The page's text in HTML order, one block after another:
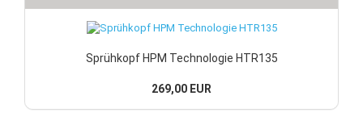
Sprühkopf HPM Technologie HTR135
269,00 EUR